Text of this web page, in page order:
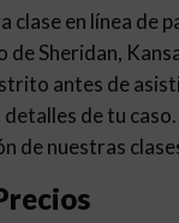
clase en línea de
de Sheridan,
antes de
de tu
de nuestras